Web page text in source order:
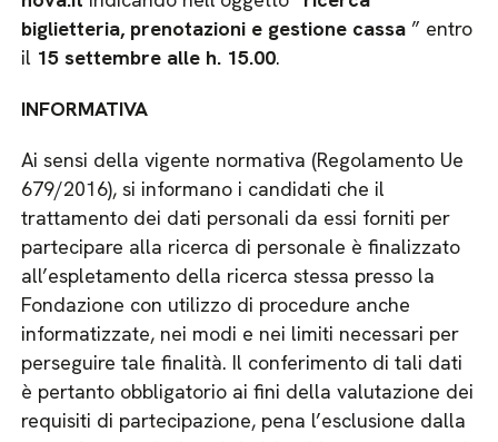
biglietteria, prenotazioni e gestione cassa” entro
il 15 settembre alle h. 15.00.
INFORMATIVA
Ai sensi della vigente normativa (Regolamento Ue
679/2016), si informano i candidati che il
trattamento dei dati personali da essi forniti per
partecipare alla ricerca di personale è finalizzato
all’espletamento della ricerca stessa presso la
Fondazione con utilizzo di procedure anche
informatizzate, nei modi e nei limiti necessari per
perseguire tale finalità. Il conferimento di tali dati
è pertanto obbligatorio ai fini della valutazione dei
requisiti di partecipazione, pena l’esclusione dalla